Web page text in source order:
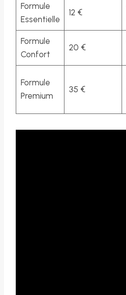
Formule
Essentielle
12 €
Formule
Confort
20 €
Formule
Premium
35 €